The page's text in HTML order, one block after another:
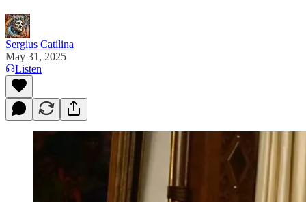
Sergius Catilina
May 31, 2025
Listen